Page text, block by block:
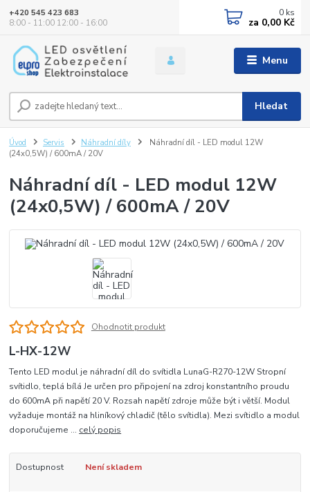
Menu
Hledat
+420 545 423 683
8:00 - 11:00 12:00 - 16:00
0 ks
za 0,00 Kč
Úvod Servis Náhradní díly
Náhradní díl - LED modul 12W
(24x0,5W) / 600mA / 20V
Náhradní díl - LED modul 12W
(24x0,5W) / 600mA / 20V
Ohodnotit produkt
L-HX-12W
Tento LED modul je náhradní díl do svítidla LunaG-R270-12W Stropní
svítidlo, teplá bílá Je určen pro připojení na zdroj konstantního proudu
do 600mA při napětí 20 V. Rozsah napětí zdroje může být i větší. Modul
vyžaduje montáž na hliníkový chladič (tělo svítidla). Mezi svítidlo a modul
doporučujeme ... celý popis
Dostupnost Není skladem